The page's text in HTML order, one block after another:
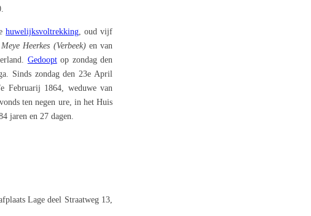
huwelijksvoltrekking, oud vijf
Meye Heerkes (Verbeek)en van
Gedooptop zondag den
Sinds zondag den 23e April
Februarij 1864, weduwe van
ten negen ure, in het Huis
jaren en 27 dagen.
Lage deel Straatweg 13,